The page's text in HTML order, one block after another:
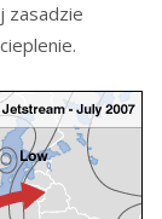
zasadzie